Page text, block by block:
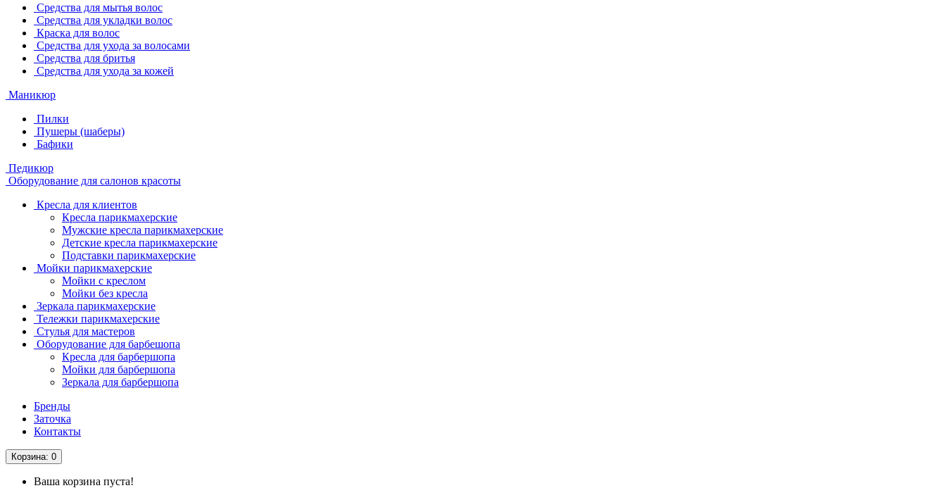
Средства для мытья волос
Средства для укладки волос
Краска для волос
Средства для ухода за волосами
Средства для бритья
Средства для ухода за кожей
Маникюр
Пилки
Пушеры (шаберы)
Бафики
Педикюр
Оборудование для салонов красоты
Кресла для клиентов
Кресла парикмахерские
Мужские кресла парикмахерские
Детские кресла парикмахерские
Подставки парикмахерские
Мойки парикмахерские
Мойки с креслом
Мойки без кресла
Зеркала парикмахерские
Тележки парикмахерские
Стулья для мастеров
Оборудование для барбешопа
Кресла для барбершопа
Мойки для барбершопа
Зеркала для барбершопа
Бренды
Заточка
Контакты
Корзина: 0
Ваша корзина пуста!